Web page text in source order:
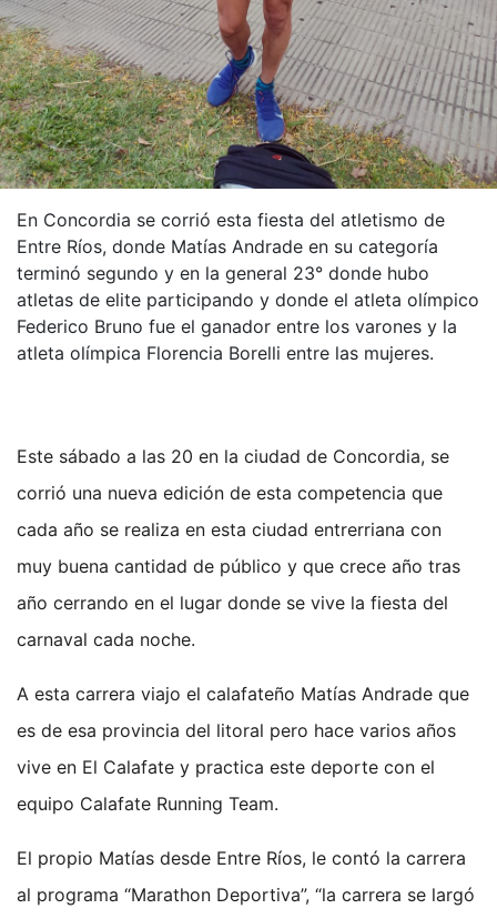
En Concordia se corrió esta fiesta del atletismo de
Entre Ríos, donde Matías Andrade en su categoría
terminó segundo y en la general 23° donde hubo
atletas de elite participando y donde el atleta olímpico
Federico Bruno fue el ganador entre los varones y la
atleta olímpica Florencia Borelli entre las mujeres.
Este sábado a las 20 en la ciudad de Concordia, se
corrió una nueva edición de esta competencia que
cada año se realiza en esta ciudad entrerriana con
muy buena cantidad de público y que crece año tras
año cerrando en el lugar donde se vive la fiesta del
carnaval cada noche.
A esta carrera viajo el calafateño Matías Andrade que
es de esa provincia del litoral pero hace varios años
vive en El Calafate y practica este deporte con el
equipo Calafate Running Team.
El propio Matías desde Entre Ríos, le contó la carrera
al programa “Marathon Deportiva”, “la carrera se largó